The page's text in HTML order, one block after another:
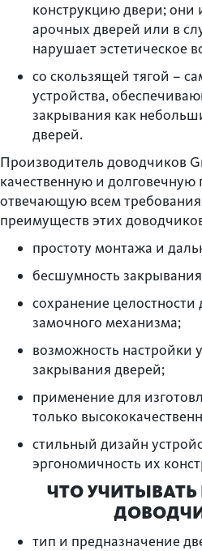
конструкцию двери; они
арочных дверей или в
нарушает эстетическое
со скользящей тягой –
устройства,
закрывания как
дверей.
Производитель доводчиков
качественную и
отвечающую всем
преимуществ этих
простоту монтажа и
бесшумность
сохранение целостности
замочного механизма;
возможность настройки
закрывания дверей;
применение для
только
стильный дизайн
эргономичность их
ЧТО
тип и предназначение